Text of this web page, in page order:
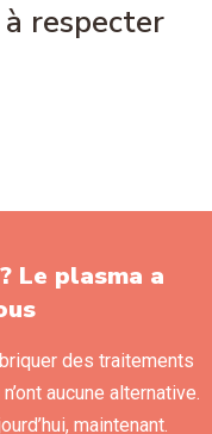
respecter
Le plasma a
des traitements
aucune alternative.
maintenant.